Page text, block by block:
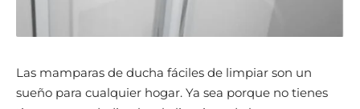
Las mamparas de ducha fáciles de limpiar son un
sueño para cualquier hogar. Ya sea porque no tienes